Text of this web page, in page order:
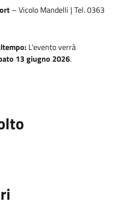
– Vicolo Mandelli | Tel. 0363
L'evento verrà
13 giugno 2026.